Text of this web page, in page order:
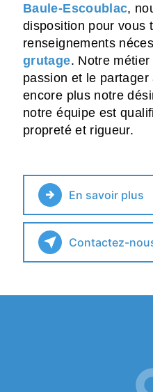
Baule-Escoublac,
disposition pour vous
renseignements
grutage. Notre
passion et le
encore plus notre
notre équipe est
propreté et rigueur.
En savoir plus
Contactez-